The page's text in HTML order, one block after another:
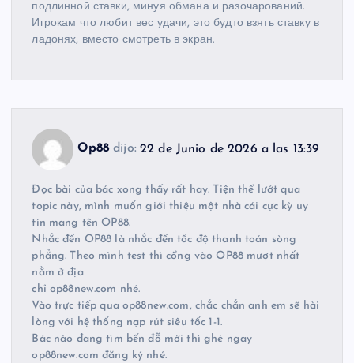
подлинной ставки, минуя обмана и разочарований.
Игрокам что любит вес удачи, это будто взять ставку в
ладонях, вместо смотреть в экран.
Op88 dijo: 22 de Junio de 2026 a las 13:39
Đọc bài của bác xong thấy rất hay. Tiện thể lướt qua
topic này, mình muốn giới thiệu một nhà cái cực kỳ uy
tín mang tên OP88.
Nhắc đến OP88 là nhắc đến tốc độ thanh toán sòng
phẳng. Theo mình test thì cổng vào OP88 mượt nhất
nằm ở địa
chỉ op88new.com nhé.
Vào trực tiếp qua op88new.com, chắc chắn anh em sẽ hài
lòng với hệ thống nạp rút siêu tốc 1-1.
Bác nào đang tìm bến đỗ mới thì ghé ngay
op88new.com đăng ký nhé.